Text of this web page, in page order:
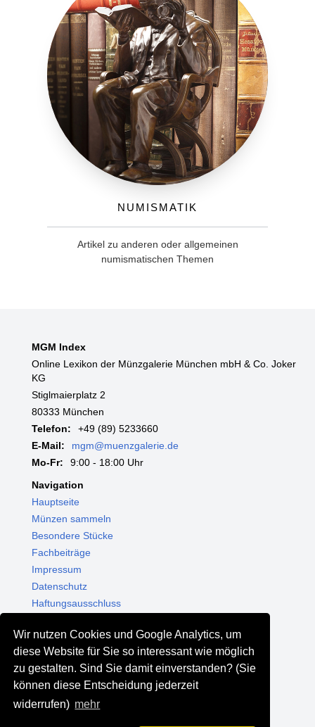
Wir nutzen Cookies und Google Analytics, um
diese Website für Sie so interessant wie möglich
zu gestalten. Sind Sie damit einverstanden? (Sie
können diese Entscheidung jederzeit
widerrufen) mehr
Numismatik
Artikel zu anderen oder allgemeinen
numismatischen Themen
MGM Index
Online Lexikon der Münzgalerie München mbH & Co. Joker
KG
Stiglmaierplatz 2
80333 München
Telefon:
+49 (89) 5233660
E-Mail:
mgm@muenzgalerie.de
Mo-Fr:
9:00 - 18:00 Uhr
Navigation
Hauptseite
Münzen sammeln
Besondere Stücke
Fachbeiträge
Impressum
Datenschutz
Haftungsausschluss
Shop - Online kaufen
Münzgalerie München
MGM Schmuck
MGM Pfand